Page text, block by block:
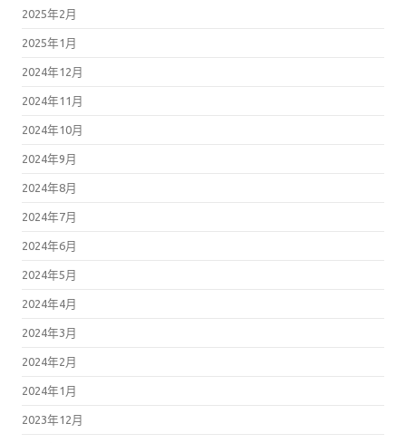
2025年2月
2025年1月
2024年12月
2024年11月
2024年10月
2024年9月
2024年8月
2024年7月
2024年6月
2024年5月
2024年4月
2024年3月
2024年2月
2024年1月
2023年12月